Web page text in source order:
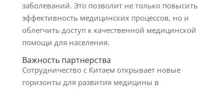
заболеваний. Это позволит не только повысить
эффективность медицинских процессов, но и
облегчить доступ к качественной медицинской
помощи для населения.
Важность партнерства
Сотрудничество с Китаем открывает новые
горизонты для развития медицины в